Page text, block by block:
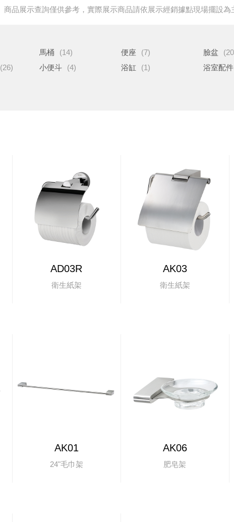
商品展示查詢僅供參考，實際展示商品請依展示經銷據點現場擺設為
馬桶 (14) 便座 (7) 臉盆
(26) 小便斗 (4) 浴缸 (1) 浴室配件
AD03R
衛生紙架
AK03
衛生紙架
AK01
24"毛巾架
AK06
肥皂架